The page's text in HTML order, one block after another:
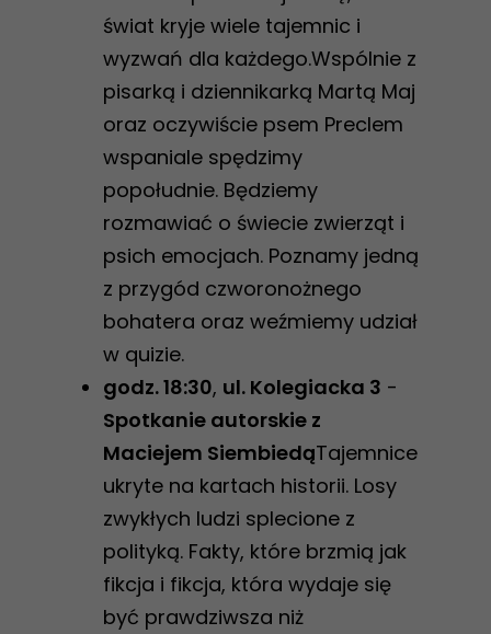
świat kryje wiele tajemnic i
wyzwań dla każdego.Wspólnie z
pisarką i dziennikarką Martą Maj
oraz oczywiście psem Preclem
wspaniale spędzimy
popołudnie. Będziemy
rozmawiać o świecie zwierząt i
psich emocjach. Poznamy jedną
z przygód czworonożnego
bohatera oraz weźmiemy udział
w quizie.
godz. 18:30, ul. Kolegiacka 3 -
Spotkanie autorskie z
Maciejem SiembiedąTajemnice
ukryte na kartach historii. Losy
zwykłych ludzi splecione z
polityką. Fakty, które brzmią jak
fikcja i fikcja, która wydaje się
być prawdziwsza niż